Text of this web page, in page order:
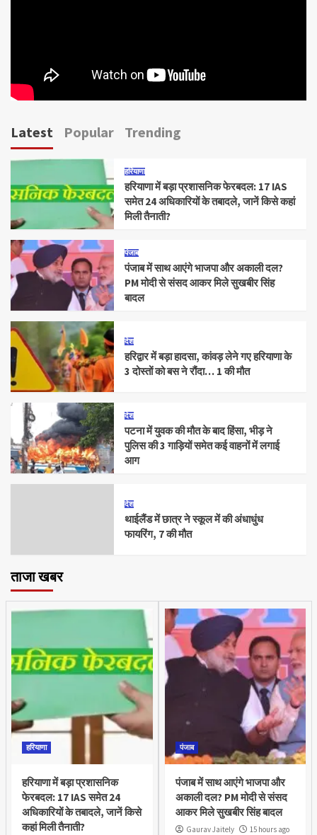
Latest Popular Trending
हरियाणा
हरियाणा में बड़ा प्रशासनिक फेरबदल: 17 IAS
समेत 24 अधिकारियों के तबादले, जानें किसे कहां
मिली तैनाती?
पंजाब
पंजाब में साथ आएंगे भाजपा और अकाली दल?
PM मोदी से संसद आकर मिले सुखबीर सिंह
बादल
देश
हरिद्वार में बड़ा हादसा, कांवड़ लेने गए हरियाणा के
3 दोस्तों को बस ने रौंदा… 1 की मौत
देश
पटना में युवक की मौत के बाद हिंसा, भीड़ ने
पुलिस की 3 गाड़ियों समेत कई वाहनों में लगाई
आग
देश
थाईलैंड में छात्र ने स्कूल में की अंधाधुंध
फायरिंग, 7 की मौत
ताजा खबर
हरियाणा
हरियाणा में बड़ा प्रशासनिक
फेरबदल: 17 IAS समेत 24
अधिकारियों के तबादले, जानें किसे
कहां मिली तैनाती?
पंजाब
पंजाब में साथ आएंगे भाजपा और
अकाली दल? PM मोदी से संसद
आकर मिले सुखबीर सिंह बादल
Gaurav Jaitely
15 hours ago